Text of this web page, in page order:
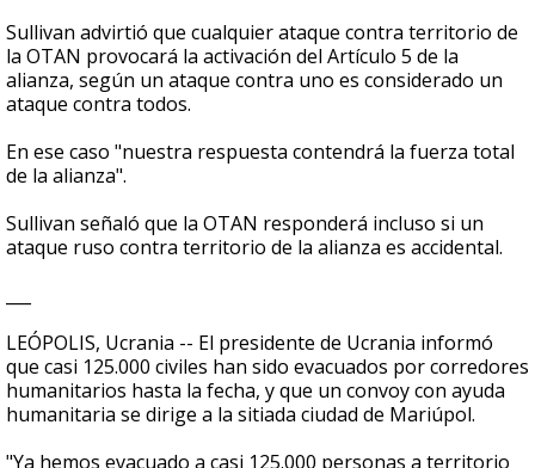
Sullivan advirtió que cualquier ataque contra territorio de
la OTAN provocará la activación del Artículo 5 de la
alianza, según un ataque contra uno es considerado un
ataque contra todos.
En ese caso "nuestra respuesta contendrá la fuerza total
de la alianza".
Sullivan señaló que la OTAN responderá incluso si un
ataque ruso contra territorio de la alianza es accidental.
LEÓPOLIS, Ucrania -- El presidente de Ucrania informó
que casi 125.000 civiles han sido evacuados por corredores
humanitarios hasta la fecha, y que un convoy con ayuda
humanitaria se dirige a la sitiada ciudad de Mariúpol.
"Ya hemos evacuado a casi 125.000 personas a territorio